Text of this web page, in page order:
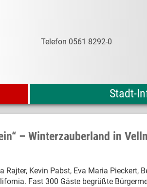
Telefon 0561 8292-0
Stadt-
– Winterzauberland in
Rajter, Kevin Pabst, Eva Maria Pieckert,
Fast 300 Gäste begrüßte